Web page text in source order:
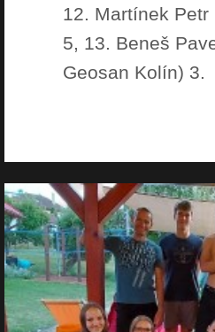
12. Martínek Petr
5, 13. Beneš
Geosan Kolín) 3.